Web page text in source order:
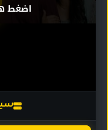
مسلسلات
مسلسلات
اضغط